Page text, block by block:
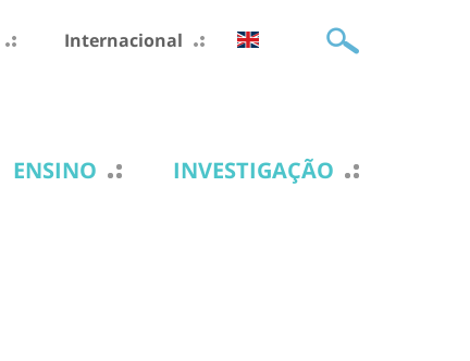
Internacional
ENSINO INVESTIGAÇÃO